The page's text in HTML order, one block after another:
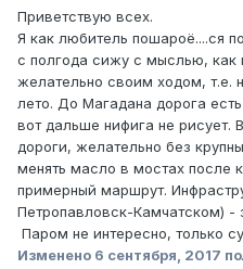
Приветствую всех.
Я как любитель пошароё....ся
с полгода сижу с мыслью, как
желательно своим ходом, т.е.
лето. До Магадана дорога
вот дальше нифига не рисует.
дороги, желательно без
менять масло в мостах после
примерный маршрут.
Петропавловск-Камчатском) -
Паром не интересно, только
Изменено 6 сентября, 2017